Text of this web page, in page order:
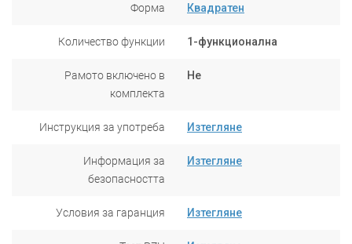
Форма Квадратен
Количество функции 1-функционална
Рамото включено в
комплекта
Не
Инструкция за употреба Изтегляне
Информация за
безопасността
Изтегляне
Условия за гаранция Изтегляне